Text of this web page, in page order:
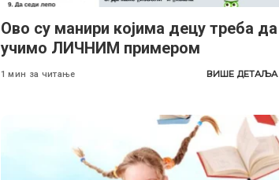
Ово су манири којима децу треба да
учимо ЛИЧНИМ примером
1 мин за читање ВИШЕ ДЕТАЉА